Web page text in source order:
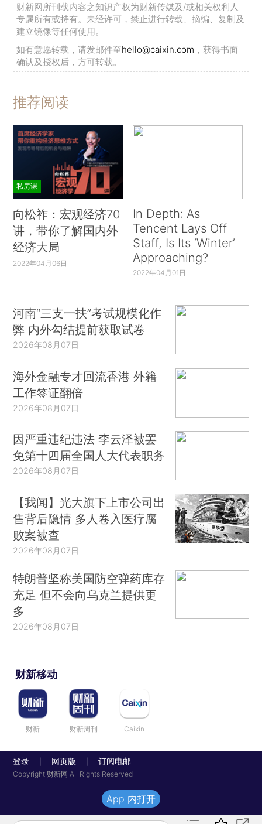
财新网所刊载内容之知识产权为财新传媒及/或相关权利人
专属所有或持有。未经许可，禁止进行转载、摘编、复制及
建立镜像等任何使用。
如有意愿转载，请发邮件至hello@caixin.com ，获得书面
确认及授权后，方可转载。
推荐阅读
私房课
向松祚：宏观经济70
讲，带你了解国内外
经济大局
2022年04月06日
In Depth: As
Tencent Lays Off
Staff, Is Its ‘Winter’
Approaching?
2022年04月01日
河南“三支一扶”考试规模化作
弊 内外勾结提前获取试卷
2026年08月07日
海外金融专才回流香港 外籍
工作签证翻倍
2026年08月07日
因严重违纪违法 李云泽被罢
免第十四届全国人大代表职务
2026年08月07日
【我闻】光大旗下上市公司出
售背后隐情 多人卷入医疗腐
败案被查
2026年08月07日
特朗普坚称美国防空弹药库存
充足 但不会向乌克兰提供更
多
2026年08月07日
财新移动
财新 财新周刊 Caixin
登录 网页版 订阅电邮
Copyright 财新网 All Rights Reserved
App 内打开